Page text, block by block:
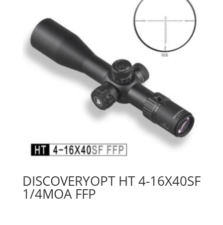
DISCOVERYOPT HT 4-16X40SF
1/4MOA FFP